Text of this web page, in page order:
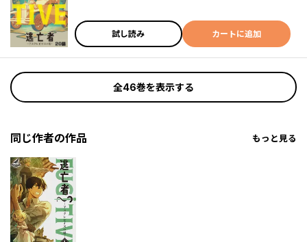
試し読み カートに追加
全46巻を表示する
同じ作者の作品 もっと見る